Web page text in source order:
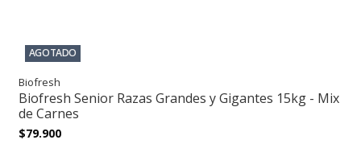
AGOTADO
Biofresh
Biofresh Senior Razas Grandes y Gigantes 15kg - Mix
de Carnes
$79.900